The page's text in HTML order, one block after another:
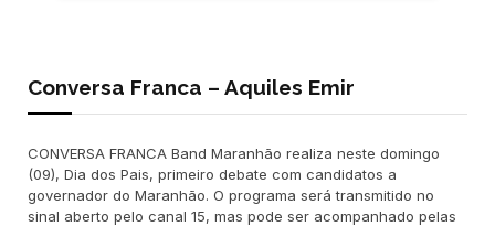
Conversa Franca – Aquiles Emir
CONVERSA FRANCA Band Maranhão realiza neste domingo
(09), Dia dos Pais, primeiro debate com candidatos a
governador do Maranhão. O programa será transmitido no
sinal aberto pelo canal 15, mas pode ser acompanhado pelas